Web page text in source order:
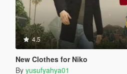
4.5
New Clothes for Niko
By yusufyahya01